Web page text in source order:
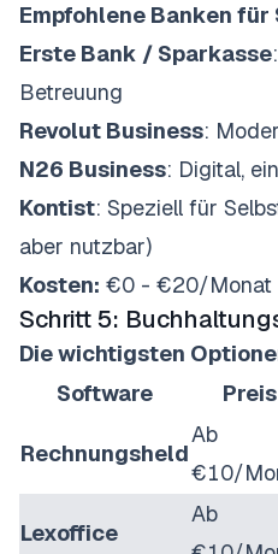
Empfohlene Banken für
Erste Bank / Sparkasse
Betreuung
Revolut Business:
N26 Business: Digital,
Kontist: Speziell für
aber nutzbar)
Kosten: €0 - €20/Monat
Schritt 5:
Die wichtigsten
Software
Preis
Rechnungsheld
Ab
€10/
Lexoffice
Ab